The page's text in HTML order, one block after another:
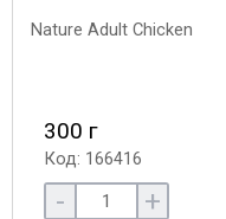
300 г
Код: 166416
- +